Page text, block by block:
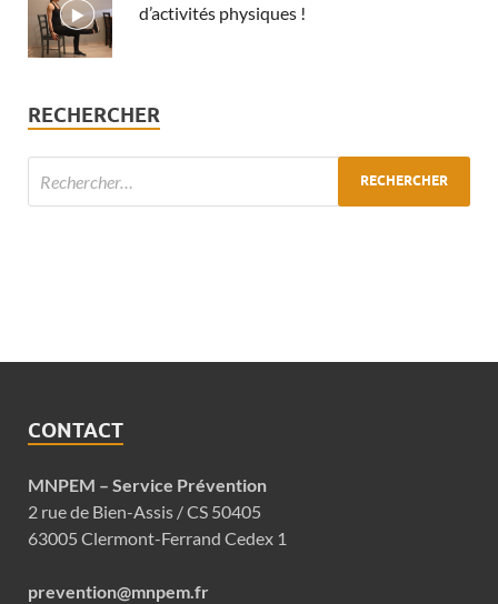
d’activités physiques !
RECHERCHER
CONTACT
MNPEM – Service Prévention
2 rue de Bien-Assis / CS 50405
63005 Clermont-Ferrand Cedex 1
prevention@mnpem.fr